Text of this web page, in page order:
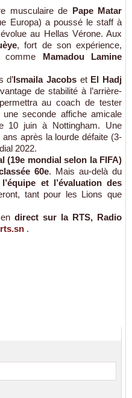
musculaire de Pape Matar
Europa) a poussé le staff à
au Hellas Vérone. Aux
, fort de son expérience,
comme Mamadou Lamine
d’Ismaila Jacobs et El Hadj
de stabilité à l’arrière-
au coach de tester
seconde affiche amicale
10 juin à Nottingham. Une
après la lourde défaite (3-
2022.
(19e mondial selon la FIFA)
60e. Mais au-delà du
et l’évaluation des
tant pour les Lions que
direct sur la RTS, Radio
.